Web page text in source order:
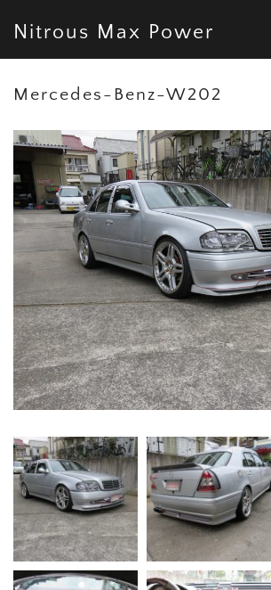
Nitrous Max Power
Mercedes-Benz-W202